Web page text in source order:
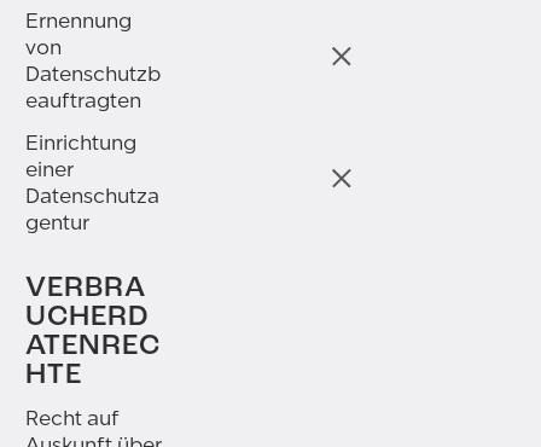
Ernennung
von
Datenschutzb
eauftragten
Einrichtung
einer
Datenschutza
gentur
VERBRA
UCHERD
ATENREC
HTE
Recht auf